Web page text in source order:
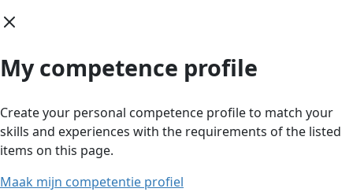
My competence profile
Create your personal competence profile to match your
skills and experiences with the requirements of the listed
items on this page.
Maak mijn competentie profiel